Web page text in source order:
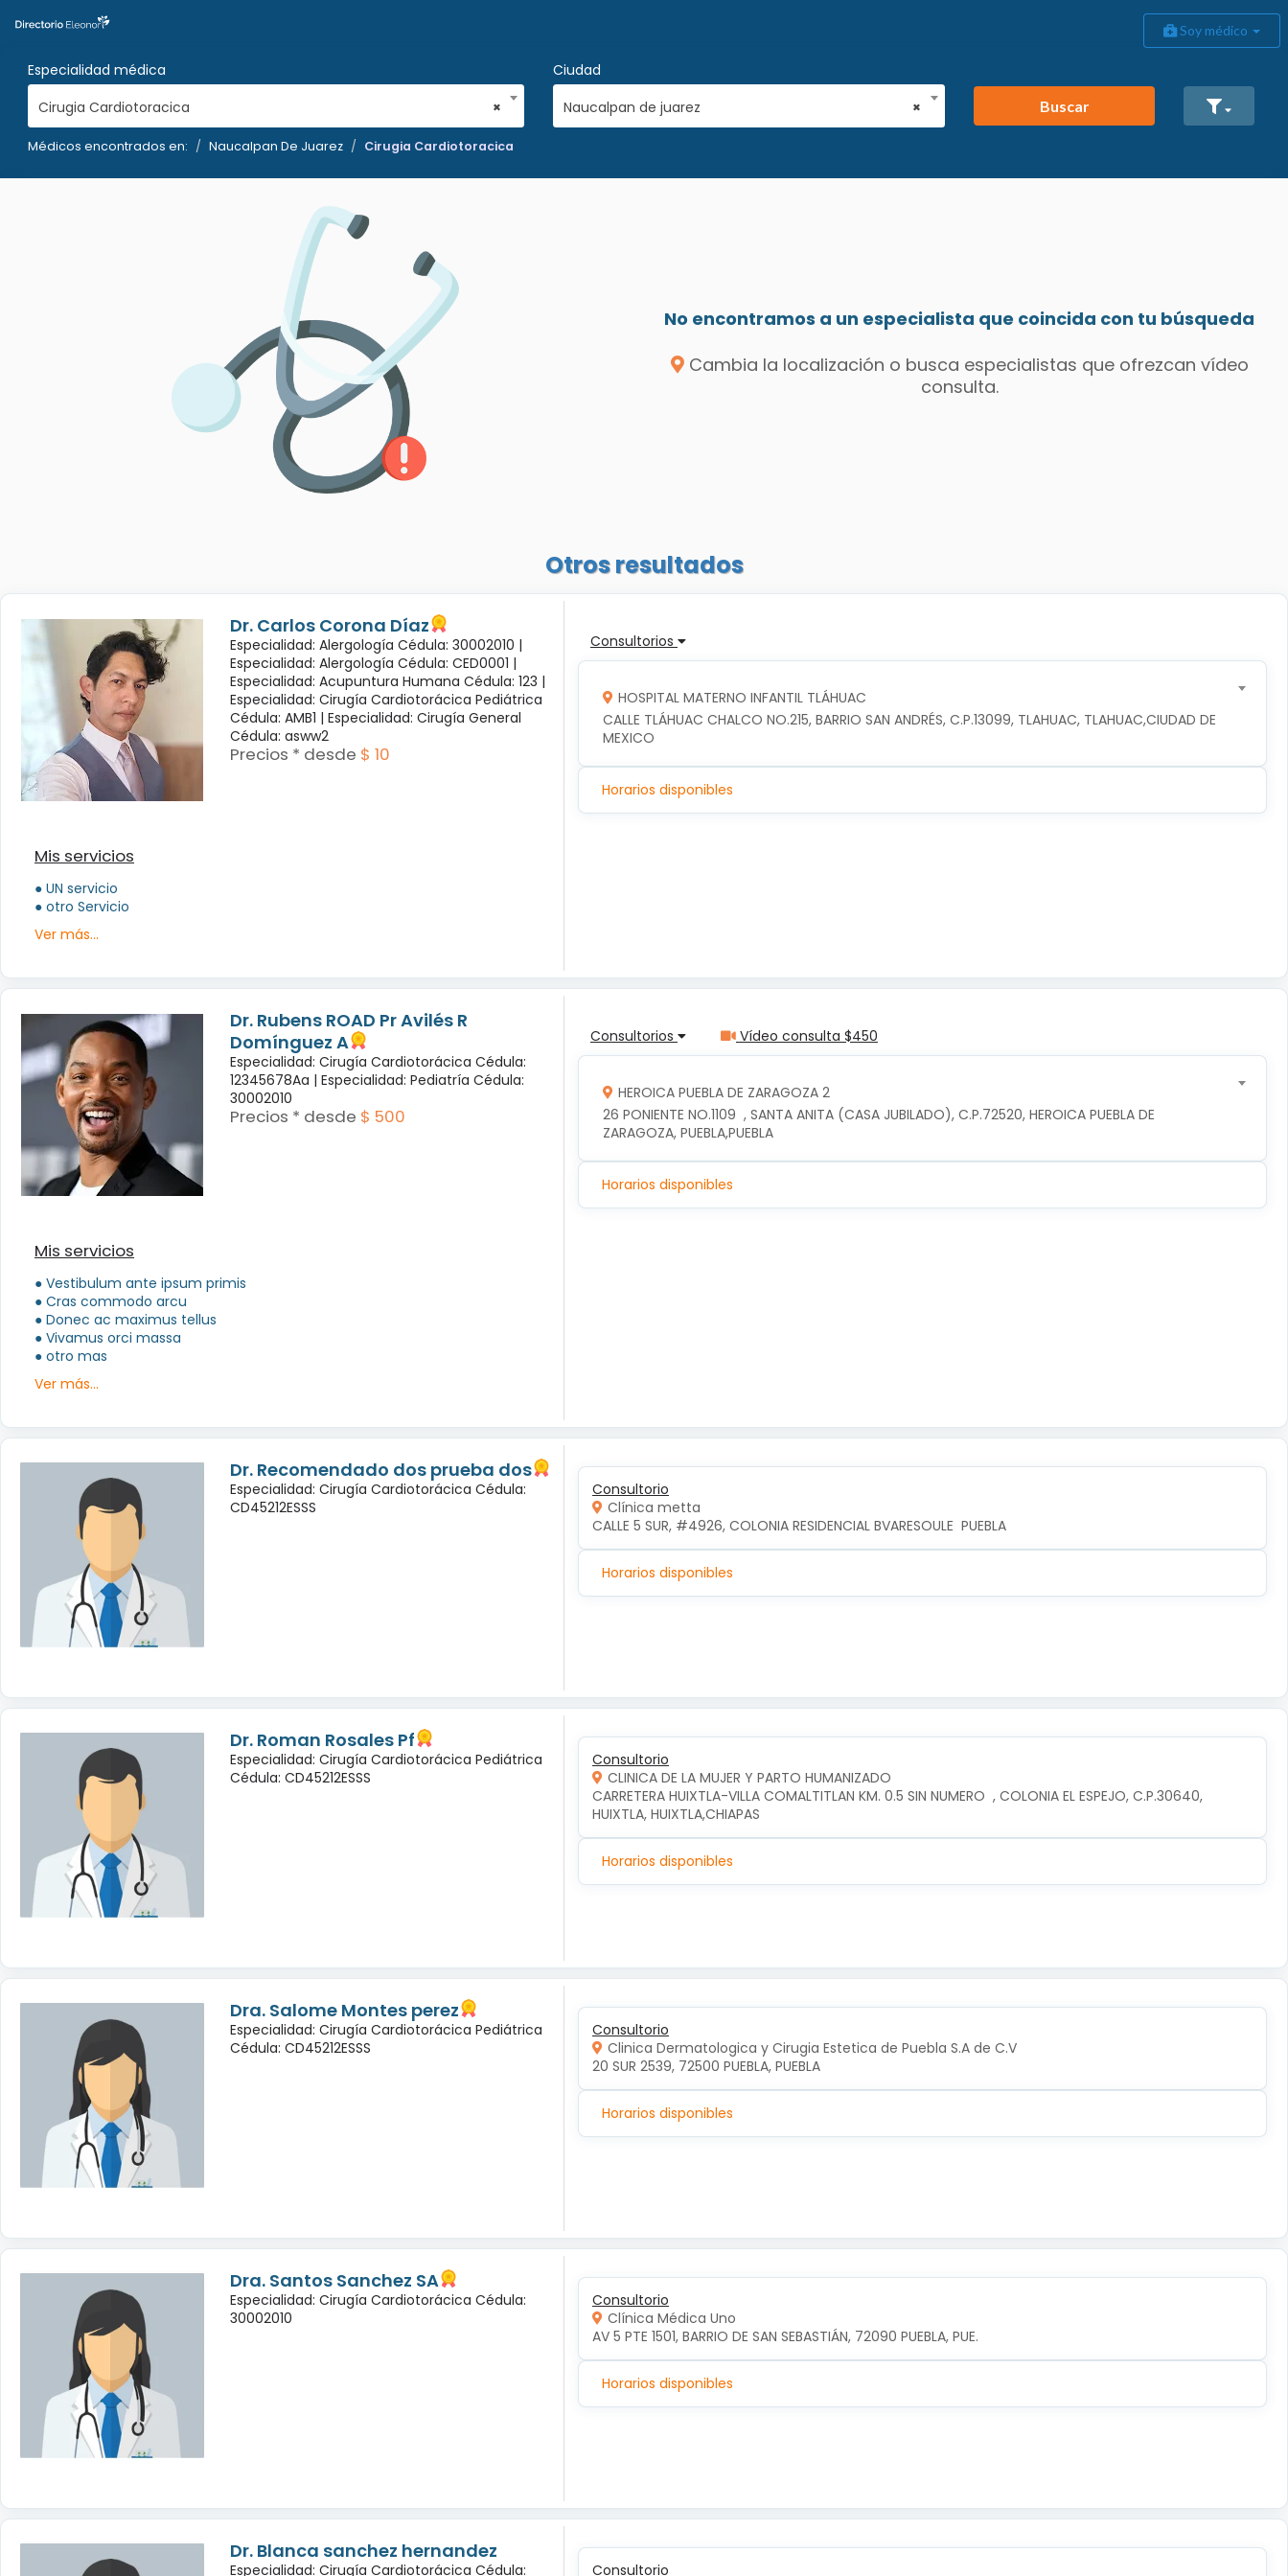
Soy médico
Especialidad médica
×
Cirugia Cardiotoracica
Ciudad
×
Naucalpan de juarez Buscar
Médicos encontrados en: Naucalpan De Juarez Cirugia Cardiotoracica
No encontramos a un especialista que coincida con tu búsqueda
Cambia la localización o busca especialistas que ofrezcan vídeo
consulta.
Otros resultados
Dr. Carlos Corona Díaz
Especialidad: Alergología Cédula: 30002010 |
Especialidad: Alergología Cédula: CED0001 |
Especialidad: Acupuntura Humana Cédula: 123 |
Especialidad: Cirugía Cardiotorácica Pediátrica
Cédula: AMB1 | Especialidad: Cirugía General
Cédula: asww2
Precios * desde $ 10
Mis servicios
● UN servicio
● otro Servicio
Ver más...
Consultorios
HOSPITAL MATERNO INFANTIL TLÁHUAC
CALLE TLÁHUAC CHALCO NO.215, BARRIO SAN ANDRÉS, C.P.13099, TLAHUAC, TLAHUAC,CIUDAD DE
MEXICO
Horarios disponibles
Dr. Rubens ROAD Pr Avilés R
Domínguez A
Especialidad: Cirugía Cardiotorácica Cédula:
12345678Aa | Especialidad: Pediatría Cédula:
30002010
Precios * desde $ 500
Mis servicios
● Vestibulum ante ipsum primis
● Cras commodo arcu
● Donec ac maximus tellus
● Vivamus orci massa
● otro mas
Ver más...
Consultorios Vídeo consulta $450
HEROICA PUEBLA DE ZARAGOZA 2
26 PONIENTE NO.1109  , SANTA ANITA (CASA JUBILADO), C.P.72520, HEROICA PUEBLA DE
ZARAGOZA, PUEBLA,PUEBLA
Horarios disponibles
Dr. Recomendado dos prueba dos
Especialidad: Cirugía Cardiotorácica Cédula:
CD45212ESSS
Consultorio
Clínica metta
CALLE 5 SUR, #4926, COLONIA RESIDENCIAL BVARESOULE  PUEBLA
Horarios disponibles
Dr. Roman Rosales Pf
Especialidad: Cirugía Cardiotorácica Pediátrica
Cédula: CD45212ESSS
Consultorio
CLINICA DE LA MUJER Y PARTO HUMANIZADO
CARRETERA HUIXTLA-VILLA COMALTITLAN KM. 0.5 SIN NUMERO  , COLONIA EL ESPEJO, C.P.30640,
HUIXTLA, HUIXTLA,CHIAPAS
Horarios disponibles
Dra. Salome Montes perez
Especialidad: Cirugía Cardiotorácica Pediátrica
Cédula: CD45212ESSS
Consultorio
Clinica Dermatologica y Cirugia Estetica de Puebla S.A de C.V
20 SUR 2539, 72500 PUEBLA, PUEBLA
Horarios disponibles
Dra. Santos Sanchez SA
Especialidad: Cirugía Cardiotorácica Cédula:
30002010
Consultorio
Clínica Médica Uno
AV 5 PTE 1501, BARRIO DE SAN SEBASTIÁN, 72090 PUEBLA, PUE.
Horarios disponibles
Dr. Blanca sanchez hernandez
Especialidad: Cirugía Cardiotorácica Cédula: Consultorio